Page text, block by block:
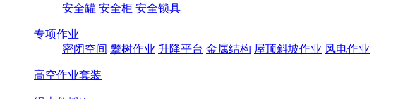
安全罐 安全柜 安全锁具
专项作业
密闭空间 攀树作业 升降平台 金属结构 屋顶斜坡作业 风电作业
高空作业套装